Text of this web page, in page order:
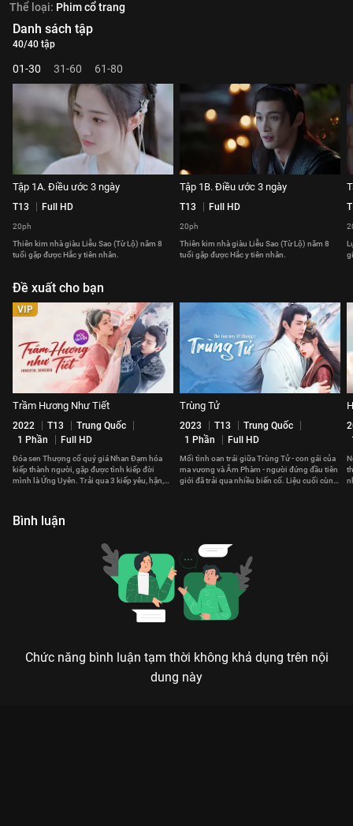
Thể loại: Phim cổ trang
Danh sách tập
40/40 tập
01-30 31-60 61-80
Tập 1A. Điều ước 3 ngày
T13 Full HD
20ph
Thiên kim nhà giàu Liễu Sao (Từ Lộ) năm 8
tuổi gặp được Hắc y tiên nhân.
Tập 1B. Điều ước 3 ngày
T13 Full HD
20ph
Thiên kim nhà giàu Liễu Sao (Từ Lộ) năm 8
tuổi gặp được Hắc y tiên nhân.
Đề xuất cho bạn
VIP
Trầm Hương Như Tiết
2022 T13
Trung Quốc
1 Phần
Full HD
Đóa sen Thượng cổ quý giá Nhan Đạm hóa
kiếp thành người, gặp được tình kiếp đời
mình là Ứng Uyên. Trải qua 3 kiếp yêu, hận,
Trùng Tử
2023 T13
Trung Quốc
1 Phần
Full HD
Mối tình oan trái giữa Trùng Tử - con gái của
ma vương và Âm Phàm - người đứng đầu tiên
giới đã trải qua nhiều biến cố. Liệu cuối cùng,
Bình luận
Chức năng bình luận tạm thời không khả dụng trên nội
dung này